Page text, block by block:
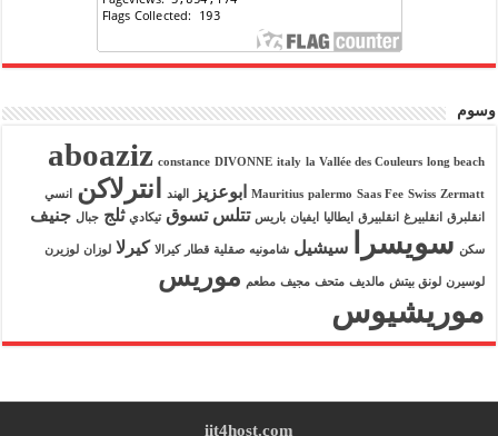
وسوم
aboaziz constance DIVONNE italy la Vallée des Couleurs long beach
Mauritius palermo Saas Fee Swiss Zermatt ابوعزيز الهند انترلاكن
انسي
انقلبرق
انقلبيرغ انقلبيرق ايطاليا ايفيان باريس تتلس تسوق تيكادي ثلج جبال جنيف
سكن سويسرا سيشيل شامونيه صقلية قطار كيرالا كيرلا لوزان لوزيرن
لوسيرن لونق بيتش مالديف متحف مجيف مطعم موريس
موريشيوس
iit4host.com